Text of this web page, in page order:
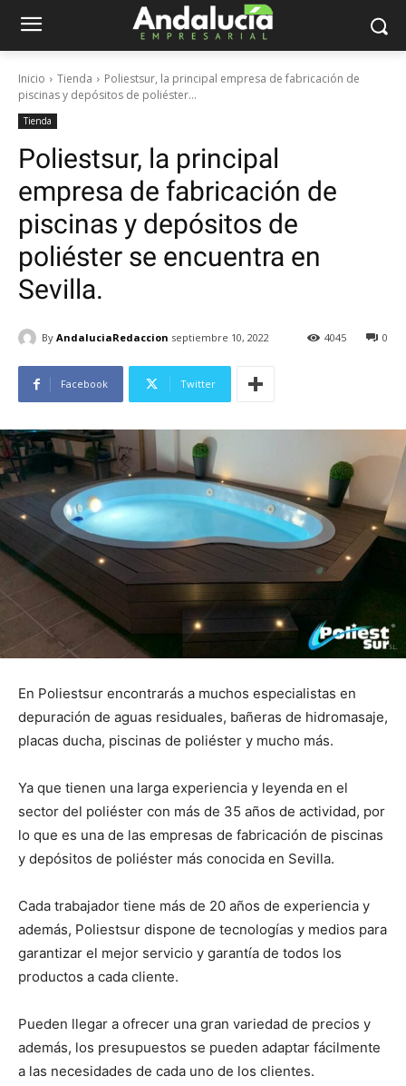
Inicio Tienda
Poliestsur, la principal empresa de fabricación de
piscinas y depósitos de poliéster...
Tienda
Poliestsur, la principal
empresa de fabricación de
piscinas y depósitos de
poliéster se encuentra en
Sevilla.
By AndaluciaRedaccion septiembre 10, 2022 0
4045
Facebook Twitter
En Poliestsur encontrarás a muchos especialistas en
depuración de aguas residuales, bañeras de hidromasaje,
placas ducha, piscinas de poliéster y mucho más.
Ya que tienen una larga experiencia y leyenda en el
sector del poliéster con más de 35 años de actividad, por
lo que es una de las empresas de fabricación de piscinas
y depósitos de poliéster más conocida en Sevilla.
Cada trabajador tiene más de 20 años de experiencia y
además, Poliestsur dispone de tecnologías y medios para
garantizar el mejor servicio y garantía de todos los
productos a cada cliente.
Pueden llegar a ofrecer una gran variedad de precios y
además, los presupuestos se pueden adaptar fácilmente
a las necesidades de cada uno de los clientes.